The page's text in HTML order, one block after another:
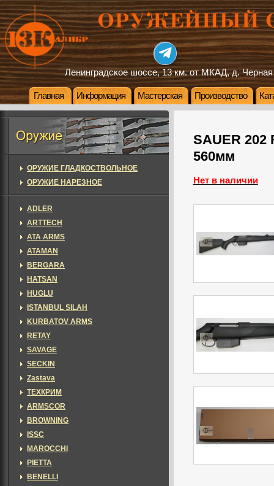
Ленинградское шоссе, 13 км. от МКАД, д. Черная
Главная Информация Мастерская Производство
SAUER 202
560мм
Нет в наличии
ОРУЖИЕ ГЛАДКОСТВОЛЬНОЕ
ОРУЖИЕ НАРЕЗНОЕ
ADLER
ARTTECH
ATA ARMS
ATAMAN
BERGARA
HATSAN
HUGLU
ISTANBUL SILAH
KURBATOV ARMS
RETAY
SAVAGE
SECKIN
Zastava
ТЕХКРИМ
ARMSCOR
BROWNING
ISSC
MAROCCHI
PIETTA
BENELLI